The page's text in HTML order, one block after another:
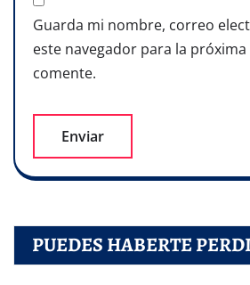
Guarda mi nombre, correo
este navegador para la próxima
comente.
PUEDES HABERTE